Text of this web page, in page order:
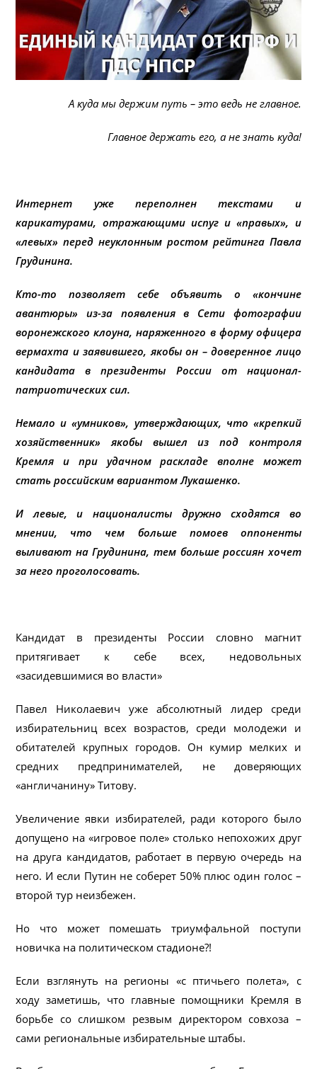
А куда мы держим путь – это ведь не главное.
Главное держать его, а не знать куда!
Интернет уже переполнен текстами и
карикатурами, отражающими испуг и «правых», и
«левых» перед неуклонным ростом рейтинга Павла
Грудинина.
Кто-то позволяет себе объявить о «кончине
авантюры» из-за появления в Сети фотографии
воронежского клоуна, наряженного в форму офицера
вермахта и заявившего, якобы он – доверенное лицо
кандидата в президенты России от национал-
патриотических сил.
Немало и «умников», утверждающих, что «крепкий
хозяйственник» якобы вышел из под контроля
Кремля и при удачном раскладе вполне может
стать российским вариантом Лукашенко.
И левые, и националисты дружно сходятся во
мнении, что чем больше помоев оппоненты
выливают на Грудинина, тем больше россиян хочет
за него проголосовать.
Кандидат в президенты России словно магнит
притягивает к себе всех, недовольных
«засидевшимися во власти»
Павел Николаевич уже абсолютный лидер среди
избирательниц всех возрастов, среди молодежи и
обитателей крупных городов. Он кумир мелких и
средних предпринимателей, не доверяющих
«англичанину» Титову.
Увеличение явки избирателей, ради которого было
допущено на «игровое поле» столько непохожих друг
на друга кандидатов, работает в первую очередь на
него. И если Путин не соберет 50% плюс один голос –
второй тур неизбежен.
Но что может помешать триумфальной поступи
новичка на политическом стадионе?!
Если взглянуть на регионы «с птичьего полета», с
ходу заметишь, что главные помощники Кремля в
борьбе со слишком резвым директором совхоза –
сами региональные избирательные штабы.